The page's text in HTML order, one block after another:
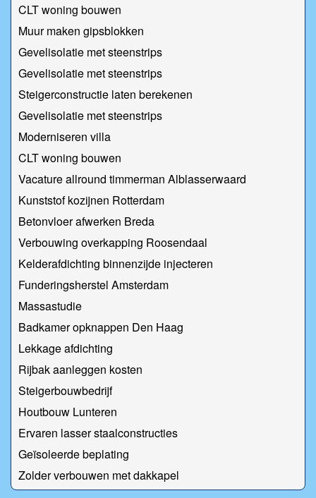
CLT woning bouwen
Muur maken gipsblokken
Gevelisolatie met steenstrips
Gevelisolatie met steenstrips
Steigerconstructie laten berekenen
Gevelisolatie met steenstrips
Moderniseren villa
CLT woning bouwen
Vacature allround timmerman Alblasserwaard
Kunststof kozijnen Rotterdam
Betonvloer afwerken Breda
Verbouwing overkapping Roosendaal
Kelderafdichting binnenzijde injecteren
Funderingsherstel Amsterdam
Massastudie
Badkamer opknappen Den Haag
Lekkage afdichting
Rijbak aanleggen kosten
Steigerbouwbedrijf
Houtbouw Lunteren
Ervaren lasser staalconstructies
Geïsoleerde beplating
Zolder verbouwen met dakkapel